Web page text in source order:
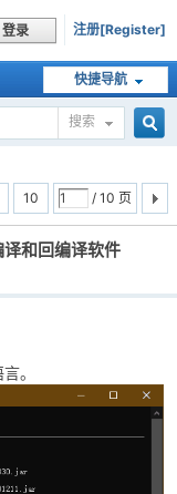
登录 注册[Register]
快捷导航
搜索
10 / 10 页
和回编译软件
。